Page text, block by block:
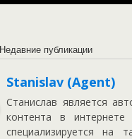
Недавние публикации
Stanislav (Agent)
Станислав является
контента в
специализируется на